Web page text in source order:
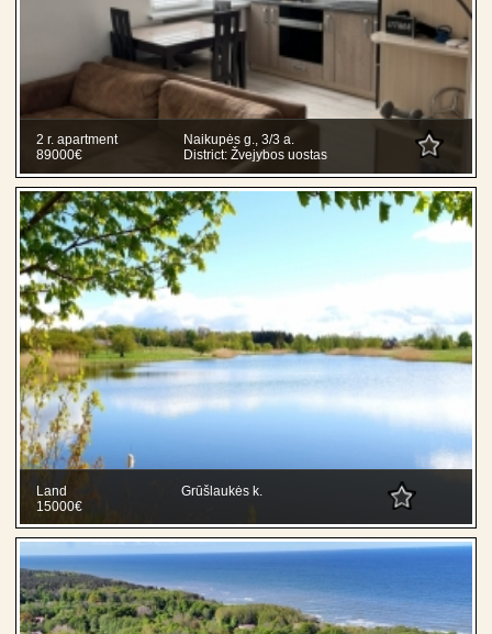
2 r. apartment
Naikupės g., 3/3 a.
89000€
District: Žvejybos uostas
Land
Grūšlaukės k.
15000€